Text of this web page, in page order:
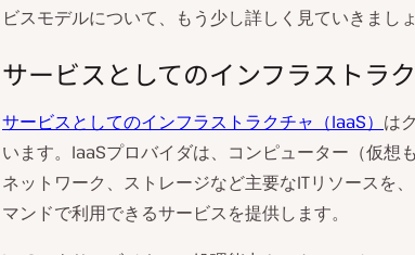
ビスモデルについて、もう少し詳しく見ていきましょ
サービスとしてのインフラストラク
サービスとしてのインフラストラクチャ（IaaS） は
います。IaaSプロバイダは、コンピューター（仮想
ネットワーク、ストレージなど主要なITリソースを
マンドで利用できるサービスを提供します。